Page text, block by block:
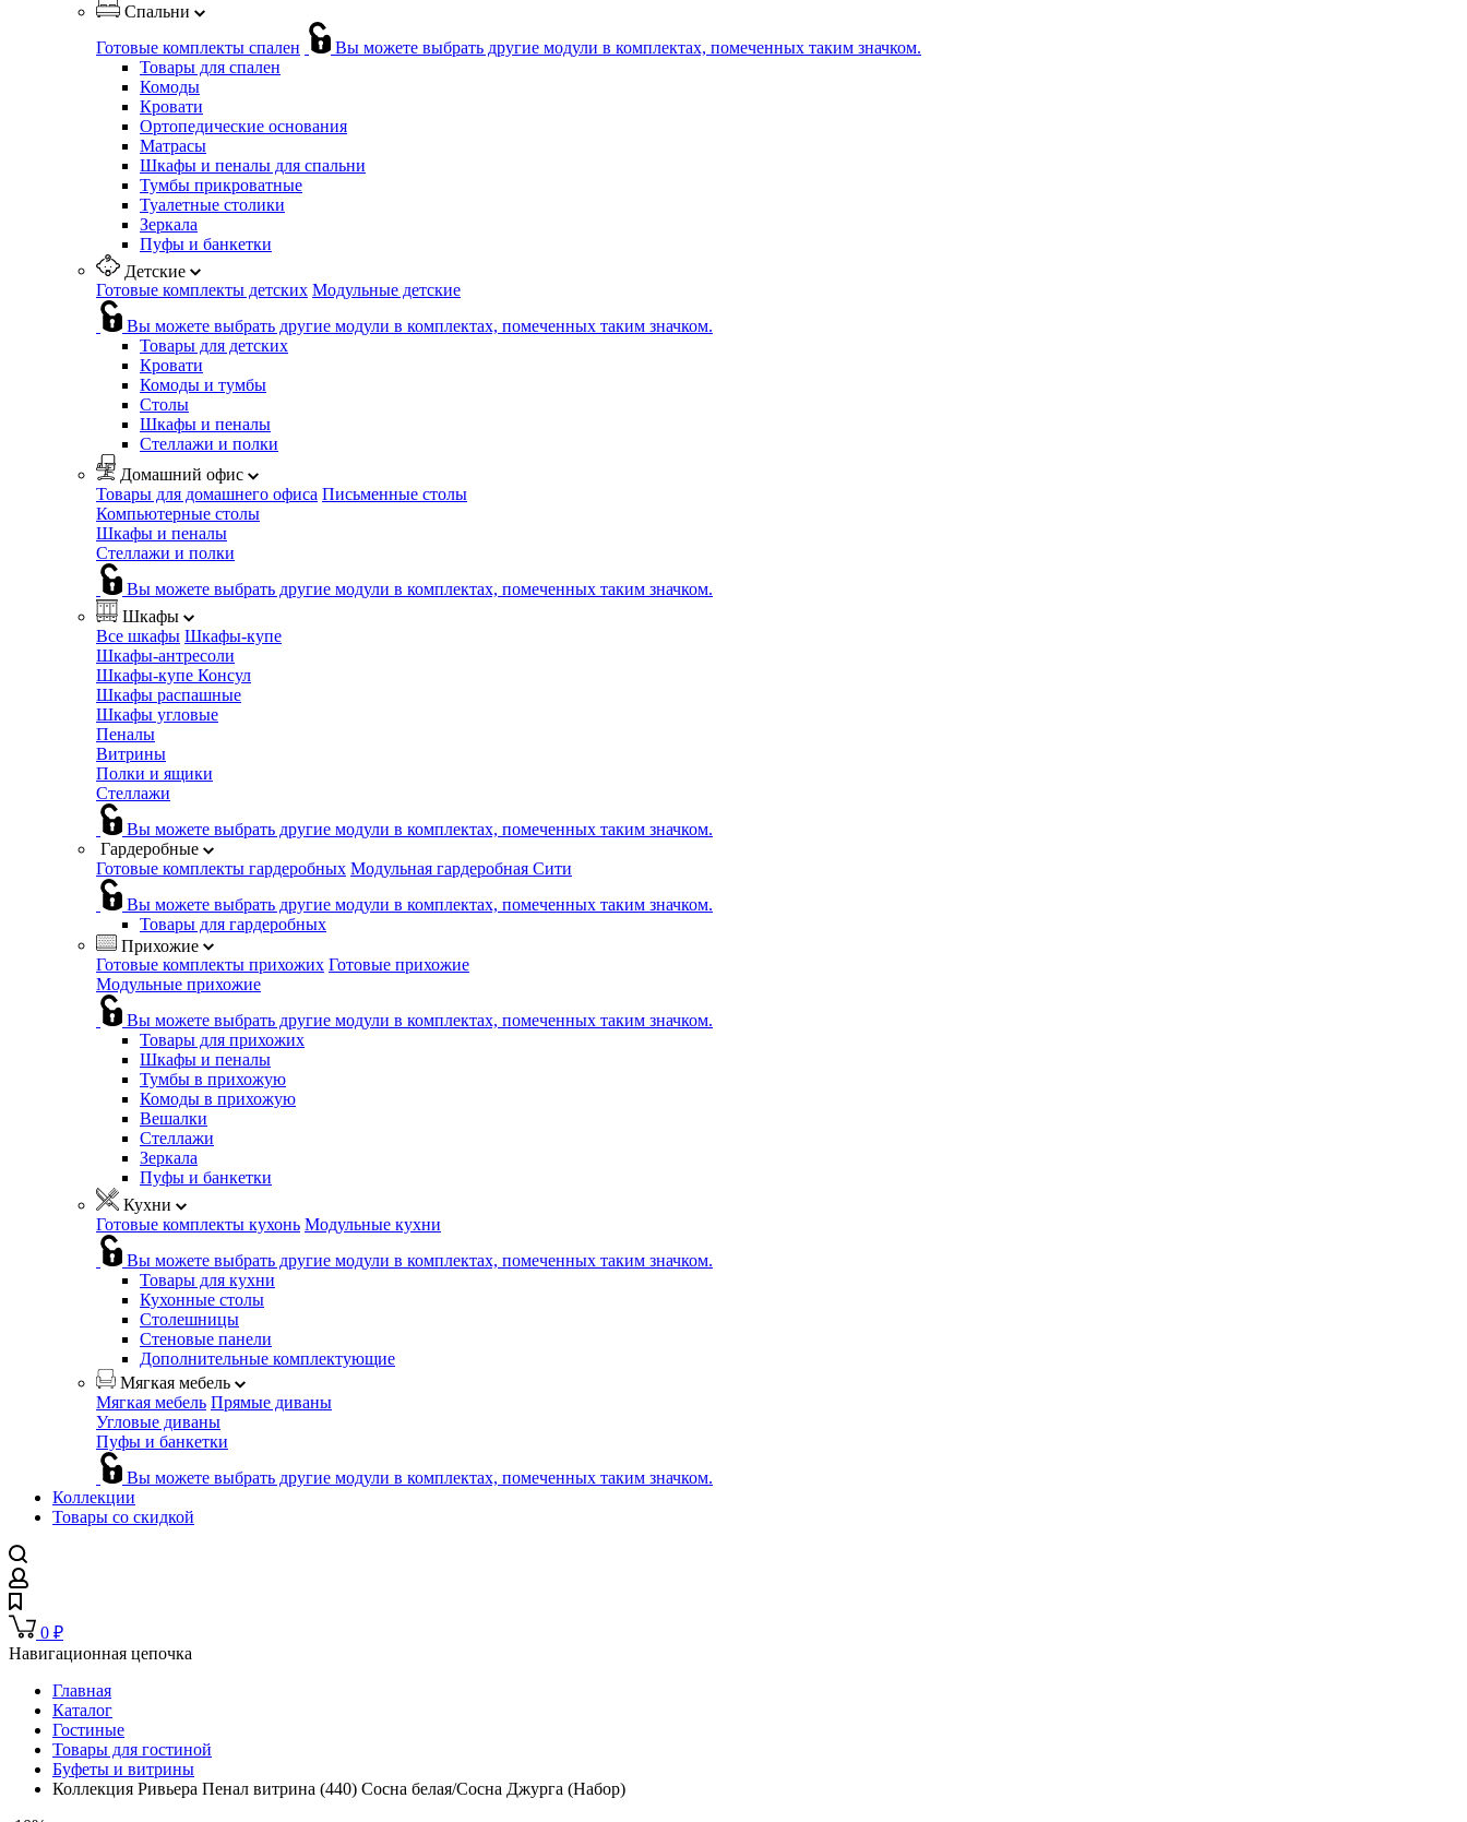
Спальни
Готовые комплекты спален
Вы можете выбрать другие модули в комплектах, помеченных таким значком.
Товары для спален
Комоды
Кровати
Ортопедические основания
Матрасы
Шкафы и пеналы для спальни
Тумбы прикроватные
Туалетные столики
Зеркала
Пуфы и банкетки
Детские
Готовые комплекты детских Модульные детские
Вы можете выбрать другие модули в комплектах, помеченных таким значком.
Товары для детских
Кровати
Комоды и тумбы
Столы
Шкафы и пеналы
Стеллажи и полки
Домашний офис
Товары для домашнего офиса Письменные столы
Компьютерные столы
Шкафы и пеналы
Стеллажи и полки
Вы можете выбрать другие модули в комплектах, помеченных таким значком.
Шкафы
Все шкафы Шкафы-купе
Шкафы-антресоли
Шкафы-купе Консул
Шкафы распашные
Шкафы угловые
Пеналы
Витрины
Полки и ящики
Стеллажи
Вы можете выбрать другие модули в комплектах, помеченных таким значком.
Гардеробные
Готовые комплекты гардеробных Модульная гардеробная Сити
Вы можете выбрать другие модули в комплектах, помеченных таким значком.
Товары для гардеробных
Прихожие
Готовые комплекты прихожих Готовые прихожие
Модульные прихожие
Вы можете выбрать другие модули в комплектах, помеченных таким значком.
Товары для прихожих
Шкафы и пеналы
Тумбы в прихожую
Комоды в прихожую
Вешалки
Стеллажи
Зеркала
Пуфы и банкетки
Кухни
Готовые комплекты кухонь Модульные кухни
Вы можете выбрать другие модули в комплектах, помеченных таким значком.
Товары для кухни
Кухонные столы
Столешницы
Стеновые панели
Дополнительные комплектующие
Мягкая мебель
Мягкая мебель Прямые диваны
Угловые диваны
Пуфы и банкетки
Вы можете выбрать другие модули в комплектах, помеченных таким значком.
Коллекции
Товары со скидкой
0 ₽
Навигационная цепочка
Главная
Каталог
Гостиные
Товары для гостиной
Буфеты и витрины
Коллекция Ривьера Пенал витрина (440) Сосна белая/Сосна Джурга (Набор)